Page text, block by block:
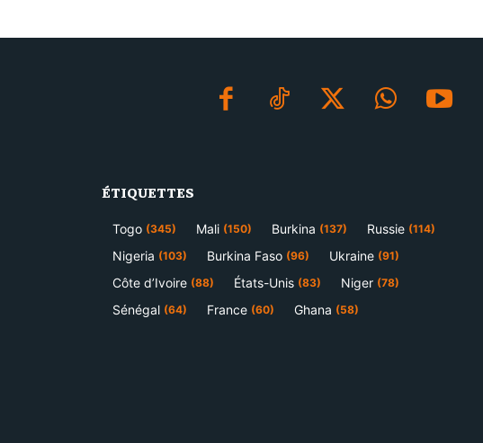
ÉTIQUETTES
Togo (345) Mali (150) Burkina (137) Russie (114)
Nigeria (103) Burkina Faso (96) Ukraine (91)
Côte d’Ivoire (88) États-Unis (83) Niger (78)
Sénégal (64) France (60) Ghana (58)